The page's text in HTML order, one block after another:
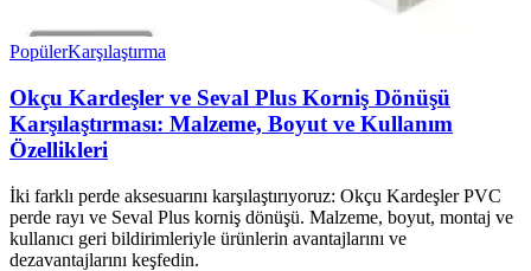
PopülerKarşılaştırma
Okçu Kardeşler ve Seval Plus Korniş Dönüşü
Karşılaştırması: Malzeme, Boyut ve Kullanım
Özellikleri
İki farklı perde aksesuarını karşılaştırıyoruz: Okçu Kardeşler PVC
perde rayı ve Seval Plus korniş dönüşü. Malzeme, boyut, montaj ve
kullanıcı geri bildirimleriyle ürünlerin avantajlarını ve
dezavantajlarını keşfedin.